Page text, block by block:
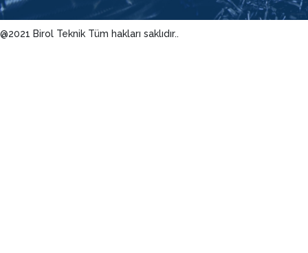
@2021 Birol Teknik Tüm hakları saklıdır..